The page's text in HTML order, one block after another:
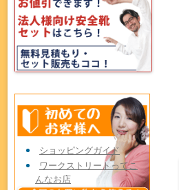
ショッピングガイド
ワークストリートってこ
んなお店